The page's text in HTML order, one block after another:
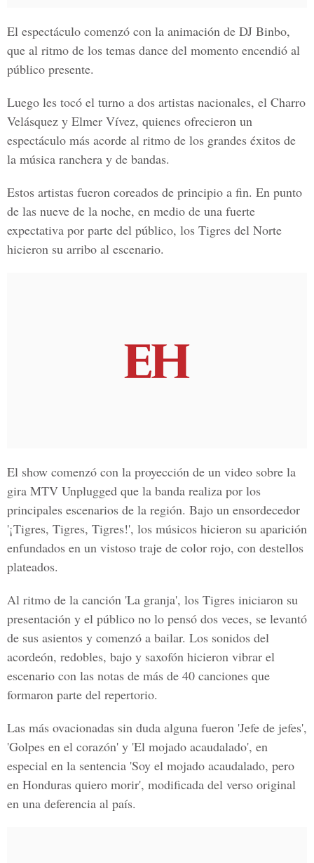
El espectáculo comenzó con la animación de DJ Binbo,
que al ritmo de los temas dance del momento encendió al
público presente.
Luego les tocó el turno a dos artistas nacionales, el Charro
Velásquez y Elmer Vívez, quienes ofrecieron un
espectáculo más acorde al ritmo de los grandes éxitos de
la música ranchera y de bandas.
Estos artistas fueron coreados de principio a fin. En punto
de las nueve de la noche, en medio de una fuerte
expectativa por parte del público, los Tigres del Norte
hicieron su arribo al escenario.
El show comenzó con la proyección de un video sobre la
gira MTV Unplugged que la banda realiza por los
principales escenarios de la región. Bajo un ensordecedor
'¡Tigres, Tigres, Tigres!', los músicos hicieron su aparición
enfundados en un vistoso traje de color rojo, con destellos
plateados.
Al ritmo de la canción 'La granja', los Tigres iniciaron su
presentación y el público no lo pensó dos veces, se levantó
de sus asientos y comenzó a bailar. Los sonidos del
acordeón, redobles, bajo y saxofón hicieron vibrar el
escenario con las notas de más de 40 canciones que
formaron parte del repertorio.
Las más ovacionadas sin duda alguna fueron 'Jefe de jefes',
'Golpes en el corazón' y 'El mojado acaudalado', en
especial en la sentencia 'Soy el mojado acaudalado, pero
en Honduras quiero morir', modificada del verso original
en una deferencia al país.